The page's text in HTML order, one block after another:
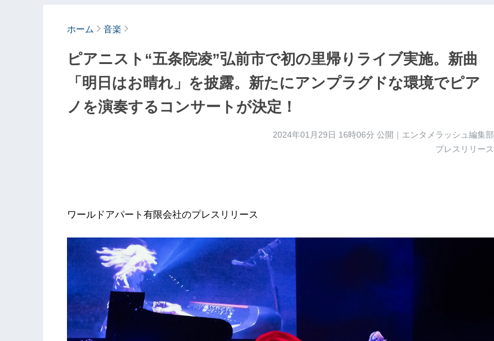
ホーム 音楽
ピアニスト“五条院凌”弘前市で初の里帰りライブ実施。新曲
「明日はお晴れ」を披露。新たにアンプラグドな環境でピア
ノを演奏するコンサートが決定！
2024年01月29日 16時06分 公開｜エンタメラッシュ編集部
プレスリリース
ワールドアパート有限会社のプレスリリース